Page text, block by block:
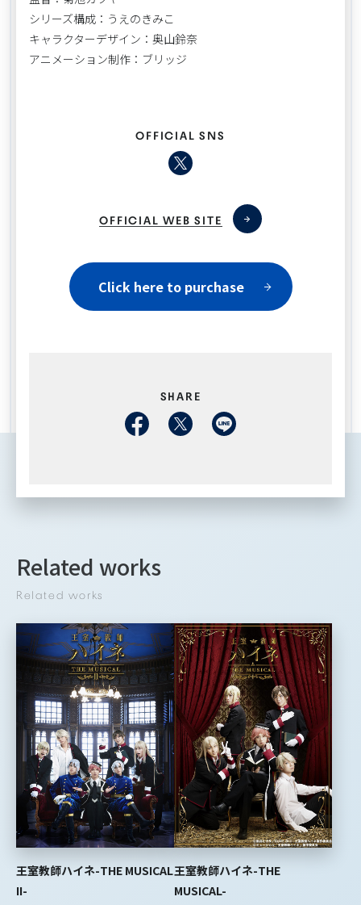
シリーズ構成：うえのきみこ
キャラクターデザイン：奥山鈴奈
アニメーション制作：ブリッジ
OFFICIAL SNS
OFFICIAL WEB SITE
Click here to purchase
SHARE
Related works
Related works
王室教師ハイネ-THE MUSICAL
II-
王室教師ハイネ-THE
MUSICAL-